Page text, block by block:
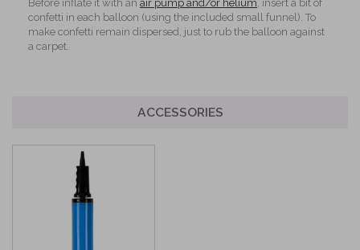
Before inflate it with an air pump and/or helium, insert a bit of
confetti in each balloon (using the included small funnel). To
make confetti remain dispersed, just to rub the balloon against
a carpet.
ACCESSORIES